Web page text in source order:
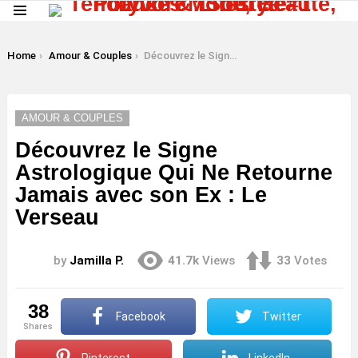
You are here:
Home Amour & Couples Découvrez le Signe Astrologique Qui Ne Retourne Jamais avec son Ex : Le Verseau
AMOUR & COUPLES
Découvrez le Signe
Astrologique Qui Ne Retourne
Jamais avec son Ex : Le
Verseau
by Jamilla P. 41.7k Views 33 Votes
38
shares
Facebook Twitter